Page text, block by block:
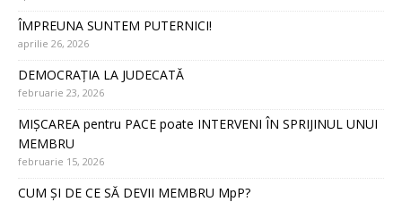
ÎMPREUNA SUNTEM PUTERNICI!
aprilie 26, 2026
DEMOCRAȚIA LA JUDECATĂ
februarie 23, 2026
MIȘCAREA pentru PACE poate INTERVENI ÎN SPRIJINUL UNUI
MEMBRU
februarie 15, 2026
CUM ȘI DE CE SĂ DEVII MEMBRU MpP?